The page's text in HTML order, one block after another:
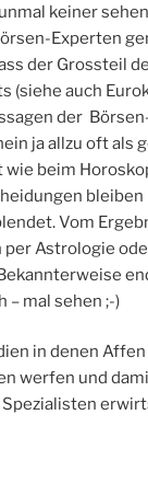
keiner
Experten
der Grossteil
(siehe auch
der
ja allzu oft als
wie beim
bleiben
Vom
per Astrologie
– mal sehen ;-)
in denen
werfen und
Spezialisten